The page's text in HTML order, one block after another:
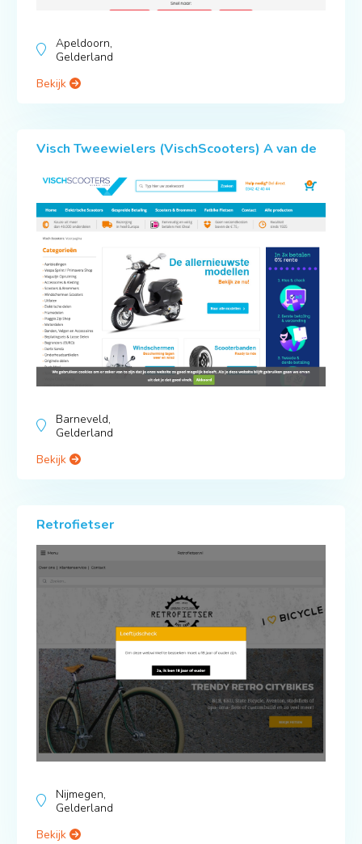
Apeldoorn,
Gelderland
Bekijk
Visch Tweewielers (VischScooters) A van de
Barneveld,
Gelderland
Bekijk
Retrofietser
Nijmegen,
Gelderland
Bekijk